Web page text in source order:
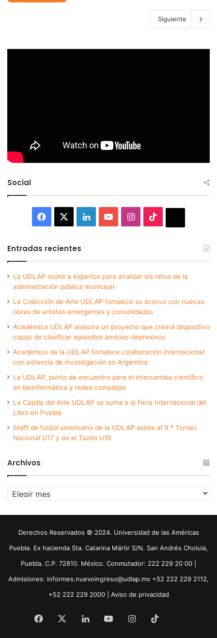
Siguiente
Social
Facebook LinkedInYouTubeInstagram
Entradas recientes
La UDLAP reúne a expertos para analizar los retos de la
administración pública municipal
La Colección de Arte UDLAP fortalece su acervo con nuevas
obras de artistas emergentes y consolidados
Académica UDLAP asesora un proyecto que creará dispositivo
capaz de clasificar episodios ansioso-depresivos
Académico de la UDLAP fortalece colaboración internacional
con estancia de investigación en Argentina
La UDLAP, punto de encuentro para el intercambio científico
en bioinformática y redes complejas
La Capilla del Arte UDLAP se suma a la Feria Internacional del
Libro en Puebla
Staff de futbol americano de la UDLAP asiste al 9.º Torneo
Nacional U17 y en el Tazón U19
Archivos
Archivos
Derechos Reservados © 2024. Universidad de las Américas
Puebla. Ex hacienda Sta. Catarina Mártir S/N. San Andrés Cholula,
Puebla. C.P. 72810. México. Conmutador: 222 229 20 00 |
Admisiones: informes.nuevoingreso@udlap.mx +52 222 229 2112,
+52 222 229 2000 | Aviso de privacidad
Facebook LinkedInYouTubeInstagram